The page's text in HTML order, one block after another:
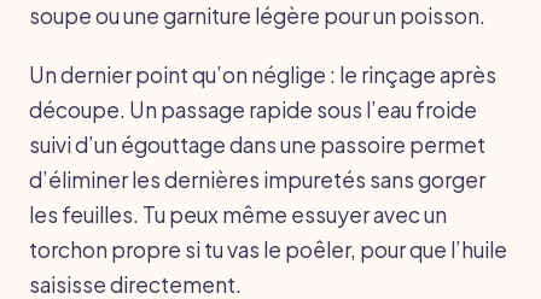
soupe ou une garniture légère pour un poisson.
Un dernier point qu’on néglige : le rinçage après
découpe. Un passage rapide sous l’eau froide
suivi d’un égouttage dans une passoire permet
d’éliminer les dernières impuretés sans gorger
les feuilles. Tu peux même essuyer avec un
torchon propre si tu vas le poêler, pour que l’huile
saisisse directement.